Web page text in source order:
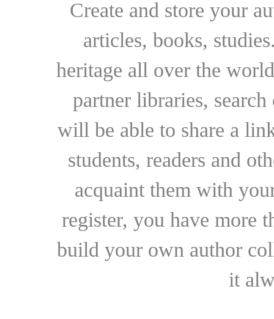
Create and store your
articles, books,
heritage all over the
partner libraries,
will be able to share a
students, readers and
acquaint them with
register, you have more
build your own author
it